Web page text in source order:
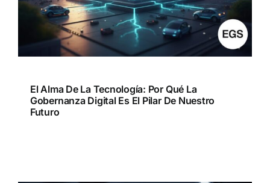
El Alma De La Tecnología: Por Qué La
Gobernanza Digital Es El Pilar De Nuestro
Futuro